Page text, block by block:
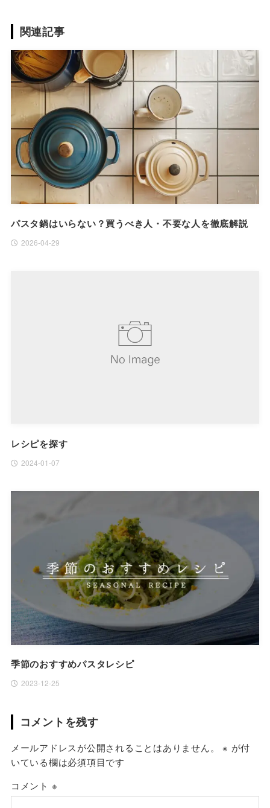
関連記事
パスタ鍋はいらない？買うべき人・不要な人を徹底解説
2026-04-29
レシピを探す
2024-01-07
季節のおすすめパスタレシピ
2023-12-25
コメントを残す
メールアドレスが公開されることはありません。 ※ が付
いている欄は必須項目です
コメント ※